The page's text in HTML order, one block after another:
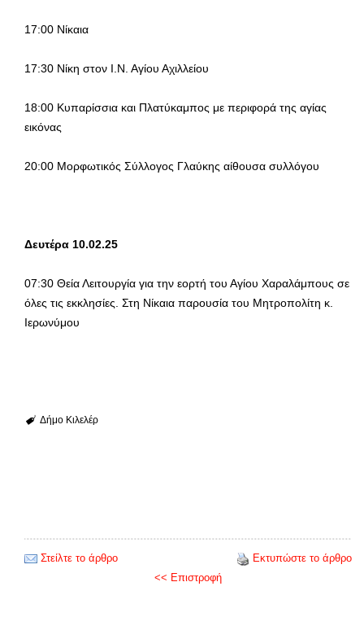
17:00 Νίκαια
17:30 Νίκη στον Ι.Ν. Αγίου Αχιλλείου
18:00 Κυπαρίσσια και Πλατύκαμπος με περιφορά της αγίας
εικόνας
20:00 Μορφωτικός Σύλλογος Γλαύκης αίθουσα συλλόγου
Δευτέρα 10.02.25
07:30 Θεία Λειτουργία για την εορτή του Αγίου Χαραλάμπους σε
όλες τις εκκλησίες. Στη Νίκαια παρουσία του Μητροπολίτη κ.
Ιερωνύμου
Δήμο Κιλελέρ
Στείλτε το άρθρο
Εκτυπώστε το άρθρο
<< Επιστροφή